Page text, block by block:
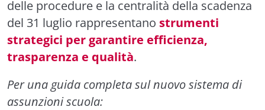
delle procedure e la centralità della scadenza
del 31 luglio rappresentano strumenti
strategici per garantire efficienza,
trasparenza e qualità.
Per una guida completa sul nuovo sistema di
assunzioni scuola: